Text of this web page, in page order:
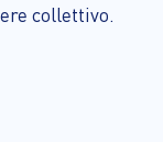
collettivo.